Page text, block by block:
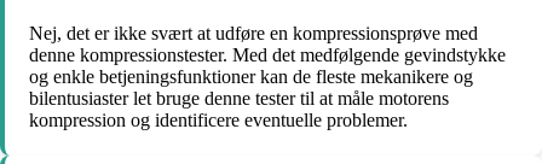
Nej, det er ikke svært at udføre en kompressionsprøve med
denne kompressionstester. Med det medfølgende gevindstykke
og enkle betjeningsfunktioner kan de fleste mekanikere og
bilentusiaster let bruge denne tester til at måle motorens
kompression og identificere eventuelle problemer.